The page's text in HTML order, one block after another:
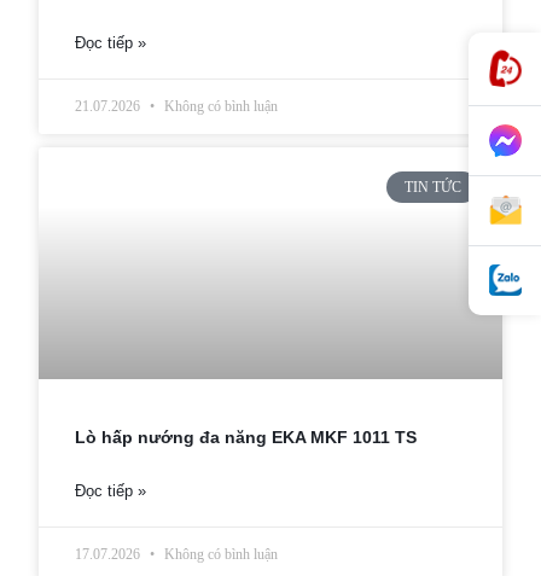
Đọc tiếp »
21.07.2026 Không có bình luận
TIN TỨC
Lò hấp nướng đa năng EKA MKF 1011 TS
Đọc tiếp »
17.07.2026 Không có bình luận